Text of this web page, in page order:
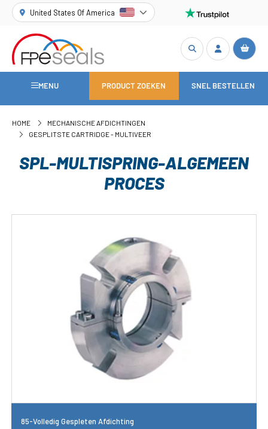
United States Of America
MENU PRODUCT ZOEKEN SNEL BESTELLEN
HOME
MECHANISCHE AFDICHTINGEN
GESPLITSTE CARTRIDGE - MULTIVEER
SPL-MULTISPRING-ALGEMEEN
PROCES
85-Volledig Gespleten Afdichting